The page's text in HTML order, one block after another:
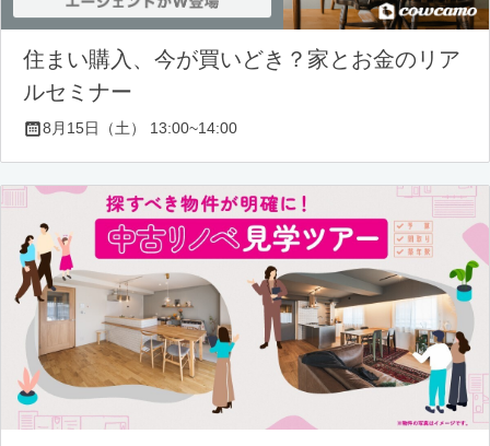
住まい購入、今が買いどき？家とお金のリア
ルセミナー
8月15日（土） 13:00~14:00